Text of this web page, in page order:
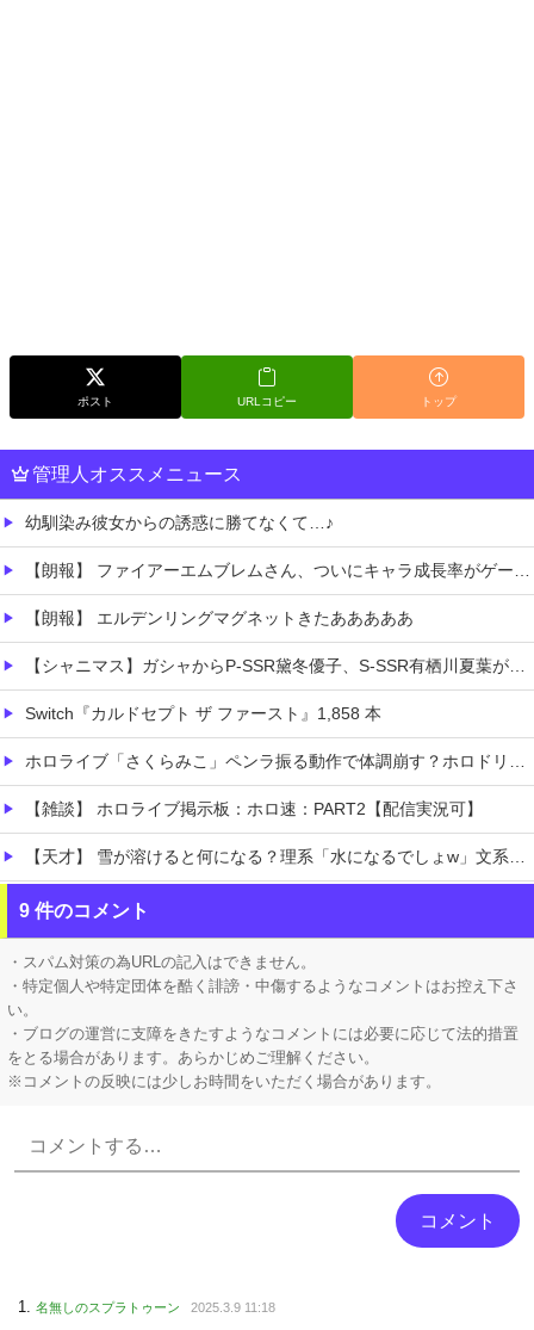
ポスト URLコピー トップ
管理人オススメニュース
幼馴染み彼女からの誘惑に勝てなくて…♪
【朗報】 ファイアーエムブレムさん、ついにキャラ成長率がゲーム内で見れるようになる
【朗報】 エルデンリングマグネットきたあああああ
【シャニマス】ガシャからP-SSR黛冬優子、S-SSR有栖川夏葉が登場！イベントS-SR福丸小糸！
Switch『カルドセプト ザ ファースト』1,858 本
ホロライブ「さくらみこ」ペンラ振る動作で体調崩す？ホロドリで画面酔いして凸待ち1時間で切り上げる「雪花ラミィ」コラボ配信に向けてゆっくり休む
【雑談】 ホロライブ掲示板：ホロ速：PART2【配信実況可】
【天才】 雪が溶けると何になる？理系「水になるでしょw」文系ワイ「はぁ～…」→結果ｗｗｗ
【悲痛】 溺れた11歳息子を助けようと川へ…40歳父親が死亡 息子は母親が救助 愛知
【悲報】 ロシアさん、国民の財産を没収しはじめるｗｗｗｗｗ
9 件のコメント
・スパム対策の為URLの記入はできません。
・特定個人や特定団体を酷く誹謗・中傷するようなコメントはお控え下さ
い。
・ブログの運営に支障をきたすようなコメントには必要に応じて法的措置
をとる場合があります。あらかじめご理解ください。
※コメントの反映には少しお時間をいただく場合があります。
名無しのスプラトゥーン 2025.3.9 11:18